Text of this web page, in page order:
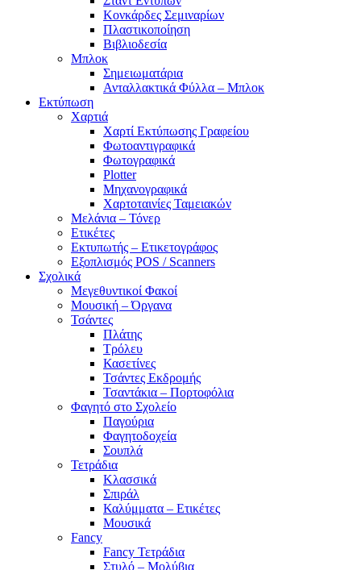
Κονκάρδες Σεμιναρίων
Πλαστικοποίηση
Βιβλιοδεσία
Μπλοκ
Σημειωματάρια
Ανταλλακτικά Φύλλα – Μπλοκ
Εκτύπωση
Χαρτιά
Χαρτί Εκτύπωσης Γραφείου
Φωτοαντιγραφικά
Φωτογραφικά
Plotter
Μηχανογραφικά
Χαρτοταινίες Ταμειακών
Μελάνια – Τόνερ
Ετικέτες
Εκτυπωτής – Ετικετογράφος
Εξοπλισμός POS / Scanners
Σχολικά
Μεγεθυντικοί Φακοί
Μουσική – Όργανα
Τσάντες
Πλάτης
Τρόλευ
Κασετίνες
Τσάντες Εκδρομής
Τσαντάκια – Πορτοφόλια
Φαγητό στο Σχολείο
Παγούρια
Φαγητοδοχεία
Σουπλά
Τετράδια
Κλασσικά
Σπιράλ
Καλύμματα – Ετικέτες
Μουσικά
Fancy
Fancy Τετράδια
Στυλό – Μολύβια